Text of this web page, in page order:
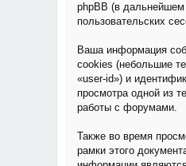
phpBB (в
пользовательских
Ваша информация
cookies (небольшие
«user-id») и
просмотра одной из
работы с форумами.
Также во время
рамки этого